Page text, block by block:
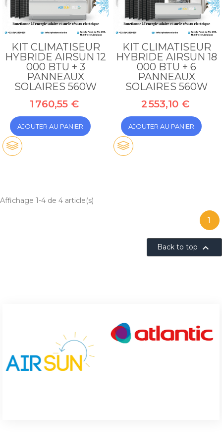
KIT CLIMATISEUR
HYBRIDE AIRSUN 12
000 BTU + 3
PANNEAUX
SOLAIRES 560W
1 760,55 €
AJOUTER AU PANIER
KIT CLIMATISEUR
HYBRIDE AIRSUN 18
000 BTU + 6
PANNEAUX
SOLAIRES 560W
2 553,10 €
AJOUTER AU PANIER
Affichage 1-4 de 4 article(s)
1
Back to top 